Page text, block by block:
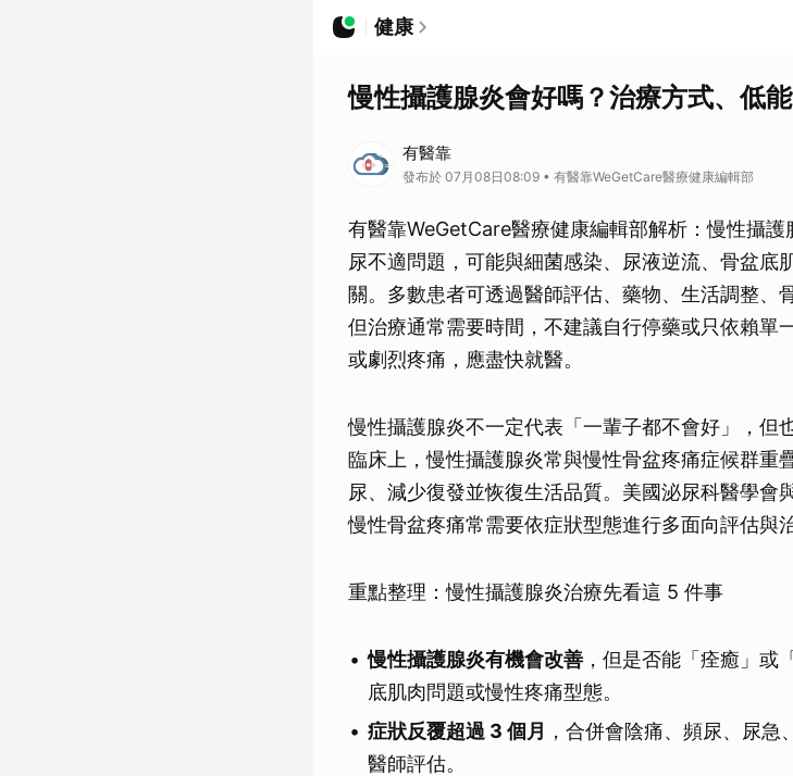
健康
慢性攝護腺炎會好嗎？治療方式、低
有醫靠
發布於 07月08日08:09 • 有醫靠WeGetCare醫療健康編輯部
有醫靠WeGetCare醫療健康編輯部解析：慢性攝
尿不適問題，可能與細菌感染、尿液逆流、骨盆底
關。多數患者可透過醫師評估、藥物、生活調整、
但治療通常需要時間，不建議自行停藥或只依賴單
或劇烈疼痛，應盡快就醫。
慢性攝護腺炎不一定代表「一輩子都不會好」，但
臨床上，慢性攝護腺炎常與慢性骨盆疼痛症候群重
尿、減少復發並恢復生活品質。美國泌尿科醫學會
慢性骨盆疼痛常需要依症狀型態進行多面向評估與治
重點整理：慢性攝護腺炎治療先看這 5 件事
慢性攝護腺炎有機會改善 ，但是否能「痊癒」或
底肌肉問題或慢性疼痛型態。
症狀反覆超過 3 個月
，合併會陰痛、頻尿、尿
醫師評估。